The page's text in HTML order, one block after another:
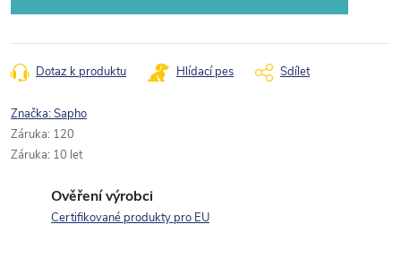
Dotaz k produktu Hlídací pes Sdílet
Značka:Sapho
Záruka: 120
Záruka: 10 let
Ověření výrobci
Certifikované produkty pro EU